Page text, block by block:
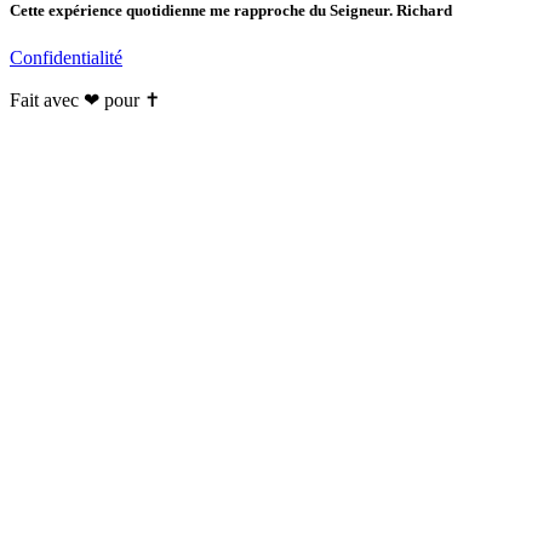
Cette expérience quotidienne me rapproche du Seigneur. Richard
Confidentialité
Fait avec ❤ pour ✝️️